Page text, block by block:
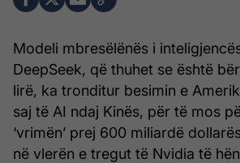
Modeli mbresëlënës i
DeepSeek, që thuhet se është
lirë, ka tronditur besimin e
saj të AI ndaj Kinës, për të mos
‘vrimën’ prej 600 miliardë
në vlerën e tregut të Nvidia të